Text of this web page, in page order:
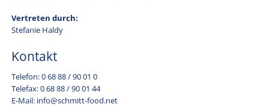
Vertreten durch:
Stefanie Haldy
Kontakt
Telefon: 0 68 88 / 90 01 0
Telefax: 0 68 88 / 90 01 44
E-Mail: info@schmitt-food.net